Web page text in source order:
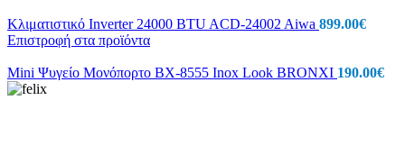
Κλιματιστικό Inverter 24000 BTU ACD-24002 Aiwa 899.00€
Επιστροφή στα προϊόντα
Mini Ψυγείο Μονόπορτο ΒΧ-8555 Inox Look BRONXI 190.00€